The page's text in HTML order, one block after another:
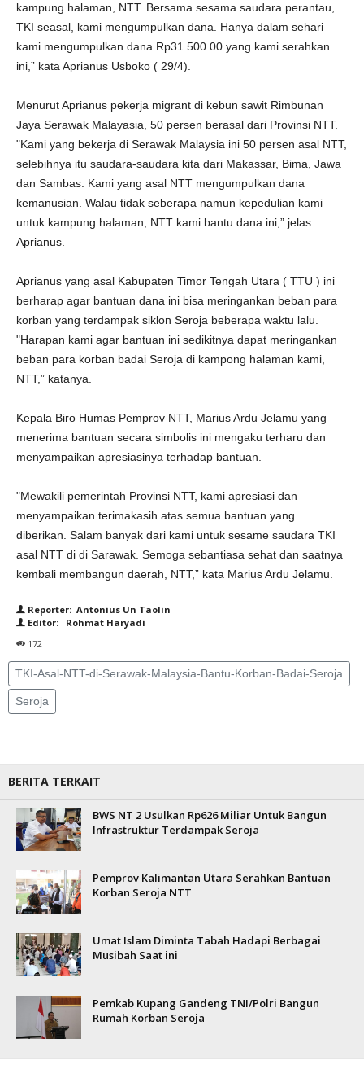
kampung halaman, NTT. Bersama sesama saudara perantau,
TKI seasal, kami mengumpulkan dana. Hanya dalam sehari
kami mengumpulkan dana Rp31.500.00 yang kami serahkan
ini,” kata Aprianus Usboko ( 29/4).
Menurut Aprianus pekerja migrant di kebun sawit Rimbunan
Jaya Serawak Malayasia, 50 persen berasal dari Provinsi NTT.
"Kami yang bekerja di Serawak Malaysia ini 50 persen asal NTT,
selebihnya itu saudara-saudara kita dari Makassar, Bima, Jawa
dan Sambas. Kami yang asal NTT mengumpulkan dana
kemanusian. Walau tidak seberapa namun kepedulian kami
untuk kampung halaman, NTT kami bantu dana ini,” jelas
Aprianus.
Aprianus yang asal Kabupaten Timor Tengah Utara ( TTU ) ini
berharap agar bantuan dana ini bisa meringankan beban para
korban yang terdampak siklon Seroja beberapa waktu lalu.
"Harapan kami agar bantuan ini sedikitnya dapat meringankan
beban para korban badai Seroja di kampong halaman kami,
NTT,” katanya.
Kepala Biro Humas Pemprov NTT, Marius Ardu Jelamu yang
menerima bantuan secara simbolis ini mengaku terharu dan
menyampaikan apresiasinya terhadap bantuan.
"Mewakili pemerintah Provinsi NTT, kami apresiasi dan
menyampaikan terimakasih atas semua bantuan yang
diberikan. Salam banyak dari kami untuk sesame saudara TKI
asal NTT di di Sarawak. Semoga sebantiasa sehat dan saatnya
kembali membangun daerah, NTT,” kata Marius Ardu Jelamu.
Reporter: Antonius Un Taolin
Editor: Rohmat Haryadi
172
TKI-Asal-NTT-di-Serawak-Malaysia-Bantu-Korban-Badai-Seroja
Seroja
BERITA TERKAIT
BWS NT 2 Usulkan Rp626 Miliar Untuk Bangun
Infrastruktur Terdampak Seroja
Pemprov Kalimantan Utara Serahkan Bantuan
Korban Seroja NTT
Umat Islam Diminta Tabah Hadapi Berbagai
Musibah Saat ini
Pemkab Kupang Gandeng TNI/Polri Bangun
Rumah Korban Seroja